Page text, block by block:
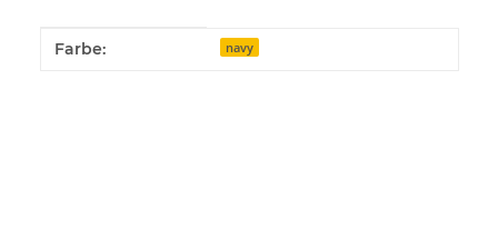
Produkteigenschaft
Wert
Farbe: navy